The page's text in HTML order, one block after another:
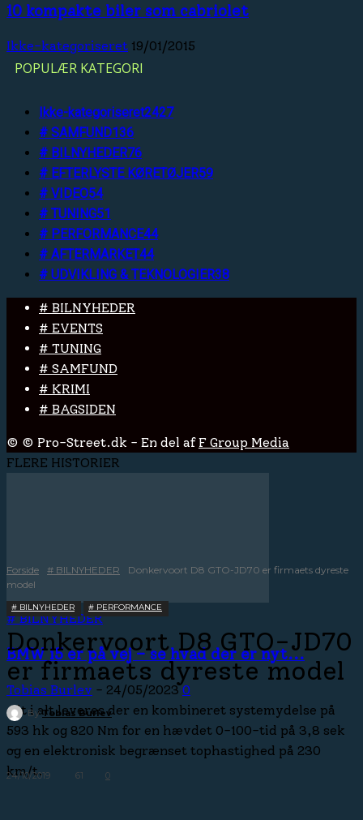
Forside # BILNYHEDER
Donkervoort D8 GTO-JD70 er firmaets dyreste
model
# BILNYHEDER # PERFORMANCE
Donkervoort D8 GTO-JD70
er firmaets dyreste model
By Tobias Burlev
-
24/10/2019 61 0
10 kompakte biler som cabriolet
Ikke-kategoriseret 19/01/2015
POPULÆR KATEGORI
Ikke-kategoriseret2427
# SAMFUND136
# BILNYHEDER76
# EFTERLYSTE KØRETØJER59
# VIDEO54
# TUNING51
# PERFORMANCE44
# AFTERMARKET44
# UDVIKLING & TEKNOLOGIER38
# BILNYHEDER
# EVENTS
# TUNING
# SAMFUND
# KRIMI
# BAGSIDEN
© © Pro-Street.dk - En del afF Group Media
FLERE HISTORIER
# BILNYHEDER
BMW i5 er på vej – se hvad der er nyt...
Tobias Burlev - 24/05/2023 0
Alt i alt leveres der en kombineret systemydelse på
593 hk og 820 Nm for en hævdet 0-100-tid på 3,8 sek
og en elektronisk begrænset tophastighed på 230
km/t.